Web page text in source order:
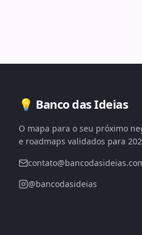
💡 Banco das Ideias
O mapa para o seu próximo
e roadmaps validados para
@bancodasideias